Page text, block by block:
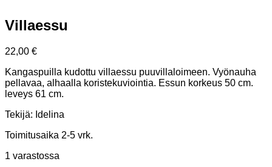
Villaessu
22,00 €
Kangaspuilla kudottu villaessu puuvillaloimeen. Vyönauha
pellavaa, alhaalla koristekuviointia. Essun korkeus 50 cm.
leveys 61 cm.
Tekijä: Idelina
Toimitusaika 2-5 vrk.
1 varastossa